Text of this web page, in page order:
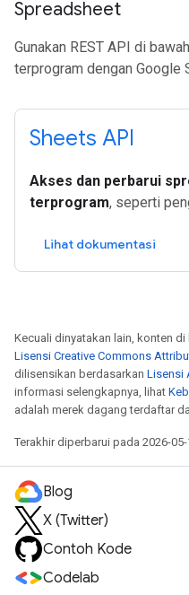
Spreadsheet
Gunakan REST API di
terprogram dengan Google
Sheets API
Akses dan perbarui
terprogram, seperti
Lihat dokumentasi
Kecuali dinyatakan lain, konten
Lisensi Creative Commons
dilisensikan berdasarkan Lisensi
informasi selengkapnya, lihat
adalah merek dagang terdaftar
Terakhir diperbarui pada 2026-05-
Blog
X (Twitter)
Contoh Kode
Codelab